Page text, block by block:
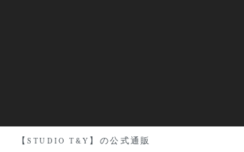
【STUDIO T&Y】の公式通販